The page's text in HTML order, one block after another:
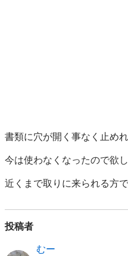
書類に穴が開く事なく止めれ
今は使わなくなったので欲
近くまで取りに来られる方
投稿者
むー